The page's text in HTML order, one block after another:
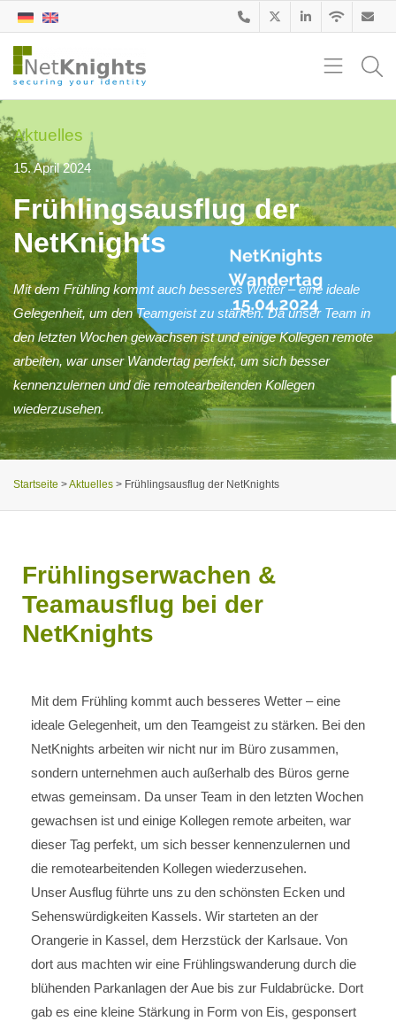
Aktuelles
15. April 2024
Frühlingsausflug der
NetKnights
Mit dem Frühling kommt auch besseres Wetter – eine ideale
Gelegenheit, um den Teamgeist zu stärken. Da unser Team in
den letzten Wochen gewachsen ist und einige Kollegen remote
arbeiten, war unser Wandertag perfekt, um sich besser
kennenzulernen und die remotearbeitenden Kollegen
wiederzusehen.
Startseite >Aktuelles > Frühlingsausflug der NetKnights
Frühlingserwachen &
Teamausflug bei der
NetKnights
Mit dem Frühling kommt auch besseres Wetter – eine
ideale Gelegenheit, um den Teamgeist zu stärken. Bei den
NetKnights arbeiten wir nicht nur im Büro zusammen,
sondern unternehmen auch außerhalb des Büros gerne
etwas gemeinsam. Da unser Team in den letzten Wochen
gewachsen ist und einige Kollegen remote arbeiten, war
dieser Tag perfekt, um sich besser kennenzulernen und
die remotearbeitenden Kollegen wiederzusehen.
Unser Ausflug führte uns zu den schönsten Ecken und
Sehenswürdigkeiten Kassels. Wir starteten an der
Orangerie in Kassel, dem Herzstück der Karlsaue. Von
dort aus machten wir eine Frühlingswanderung durch die
blühenden Parkanlagen der Aue bis zur Fuldabrücke. Dort
gab es eine kleine Stärkung in Form von Eis, gesponsert